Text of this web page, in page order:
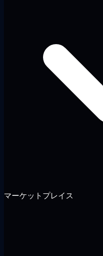
マーケットプレイス